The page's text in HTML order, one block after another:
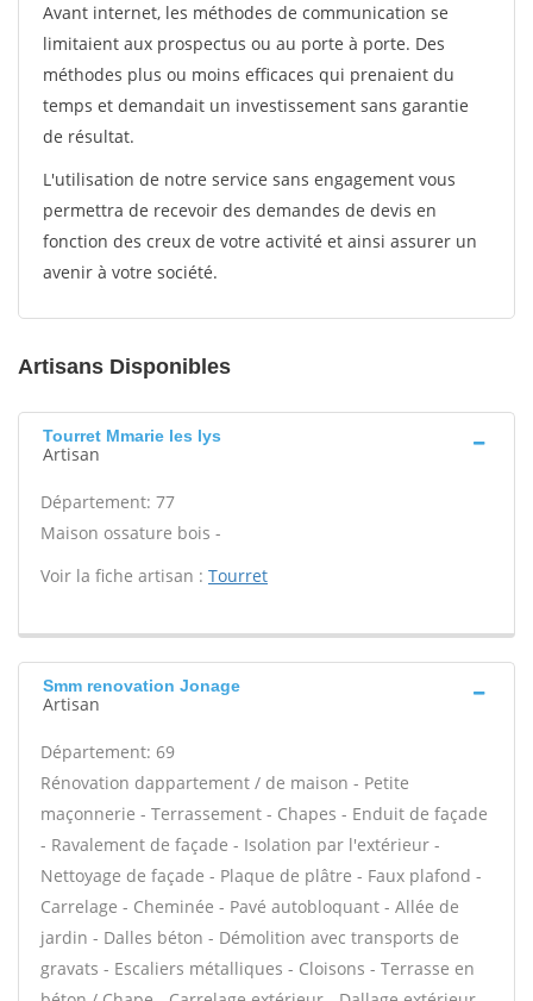
Avant internet, les méthodes de communication se
limitaient aux prospectus ou au porte à porte. Des
méthodes plus ou moins efficaces qui prenaient du
temps et demandait un investissement sans garantie
de résultat.
L'utilisation de notre service sans engagement vous
permettra de recevoir des demandes de devis en
fonction des creux de votre activité et ainsi assurer un
avenir à votre société.
Artisans Disponibles
Tourret Mmarie les lys
Artisan
Département: 77
Maison ossature bois -
Voir la fiche artisan : Tourret
Smm renovation Jonage
Artisan
Département: 69
Rénovation dappartement / de maison - Petite
maçonnerie - Terrassement - Chapes - Enduit de façade
- Ravalement de façade - Isolation par l'extérieur -
Nettoyage de façade - Plaque de plâtre - Faux plafond -
Carrelage - Cheminée - Pavé autobloquant - Allée de
jardin - Dalles béton - Démolition avec transports de
gravats - Escaliers métalliques - Cloisons - Terrasse en